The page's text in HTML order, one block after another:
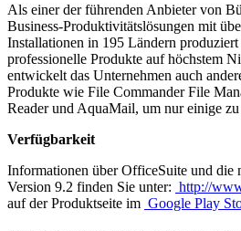
Als einer der führenden Anbieter von
Business-Produktivitätslösungen mit
Installationen in 195 Ländern
professionelle Produkte auf höchstem
entwickelt das Unternehmen auch
Produkte wie File Commander File
Reader und AquaMail, um nur einige zu
Verfügbarkeit
Informationen über OfficeSuite und die
Version 9.2 finden Sie unter: http://
auf der Produktseite im Google Play